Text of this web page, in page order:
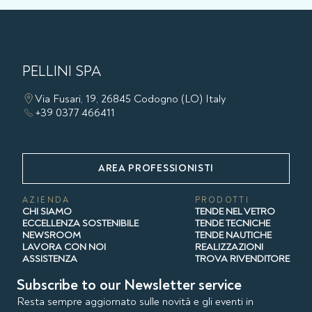
PELLINI SPA
Via Fusari, 19, 26845 Codogno (LO) Italy
+39 0377 466411
AREA PROFESSIONISTI
AZIENDA
CHI SIAMO
ECCELLENZA SOSTENIBILE
NEWSROOM
LAVORA CON NOI
ASSISTENZA
PRODOTTI
TENDE NEL VETRO
TENDE TECNICHE
TENDE NAUTICHE
REALIZZAZIONI
TROVA RIVENDITORE
Subscribe to our Newsletter service
Resta sempre aggiornato sulle novità e gli eventi in